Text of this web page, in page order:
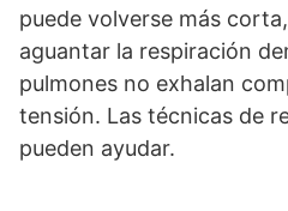
puede volverse más
aguantar la respiración
pulmones no exhalan
tensión. Las técnicas de
pueden ayudar.